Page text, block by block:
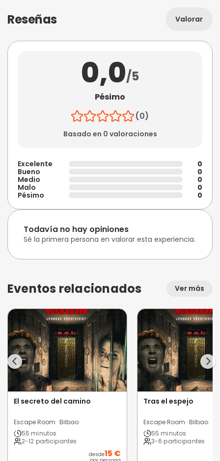
Reseñas Valorar
0,0/5
Pésimo
(0)
Basado en 0 valoraciones
Excelente
0
Bueno
0
Medio
0
Malo
0
Pésimo
0
Todavía no hay opiniones
Sé la primera persona en valorar esta experiencia.
Eventos relacionados Ver más
El secreto del camino
Escape Room · Bilbao
55 minutos
2-12 participantes
desde15 €
Tras el espejo
Escape Room · Bilbao
55 minutos
3-6 participantes